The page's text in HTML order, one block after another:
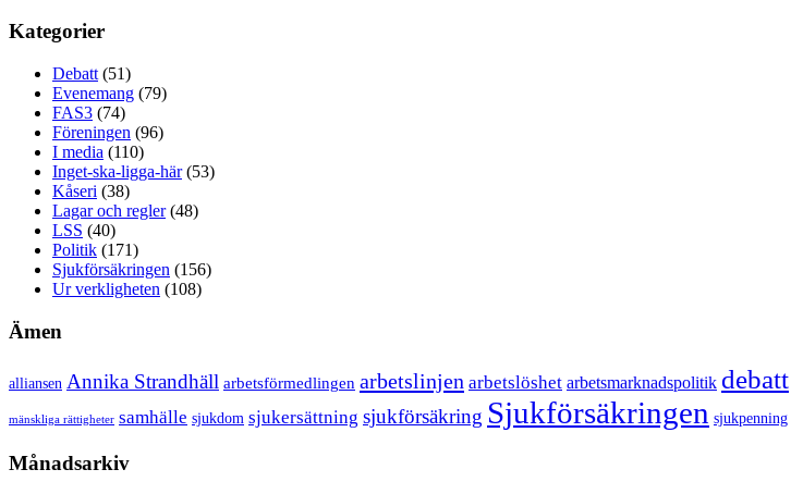
Kategorier
Debatt (51)
Evenemang (79)
FAS3 (74)
Föreningen (96)
I media (110)
Inget-ska-ligga-här(53)
Kåseri (38)
Lagar och regler(48)
LSS (40)
Politik (171)
Sjukförsäkringen (156)
Ur verkligheten (108)
Ämen
alliansen Annika Strandhäll arbetsförmedlingen arbetslinjen arbetslöshet arbetsmarknadspolitik debatt
mänskliga rättigheter samhälle sjukdom sjukersättning sjukförsäkring Sjukförsäkringen sjukpenning
Månadsarkiv